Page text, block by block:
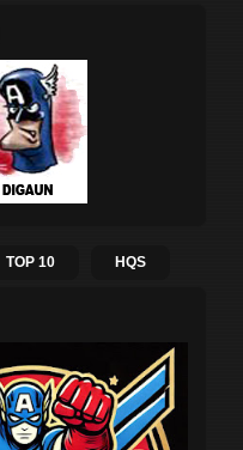
TOP 10 HQS